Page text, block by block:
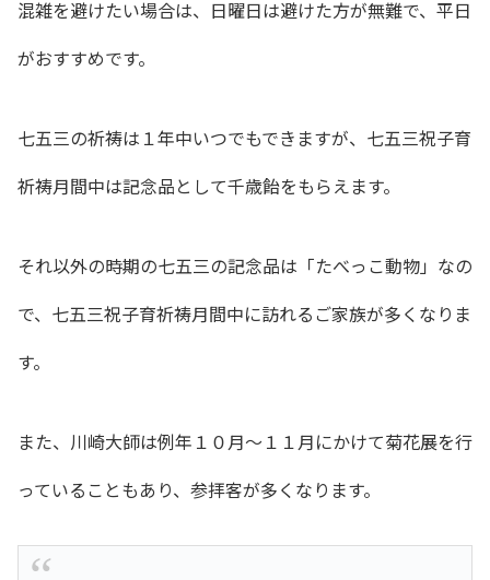
混雑を避けたい場合は、日曜日は避けた方が無難で、平日
がおすすめです。
七五三の祈祷は１年中いつでもできますが、七五三祝子育
祈祷月間中は記念品として千歳飴をもらえます。
それ以外の時期の七五三の記念品は「たべっこ動物」なの
で、七五三祝子育祈祷月間中に訪れるご家族が多くなりま
す。
また、川崎大師は例年１０月〜１１月にかけて菊花展を行
っていることもあり、参拝客が多くなります。